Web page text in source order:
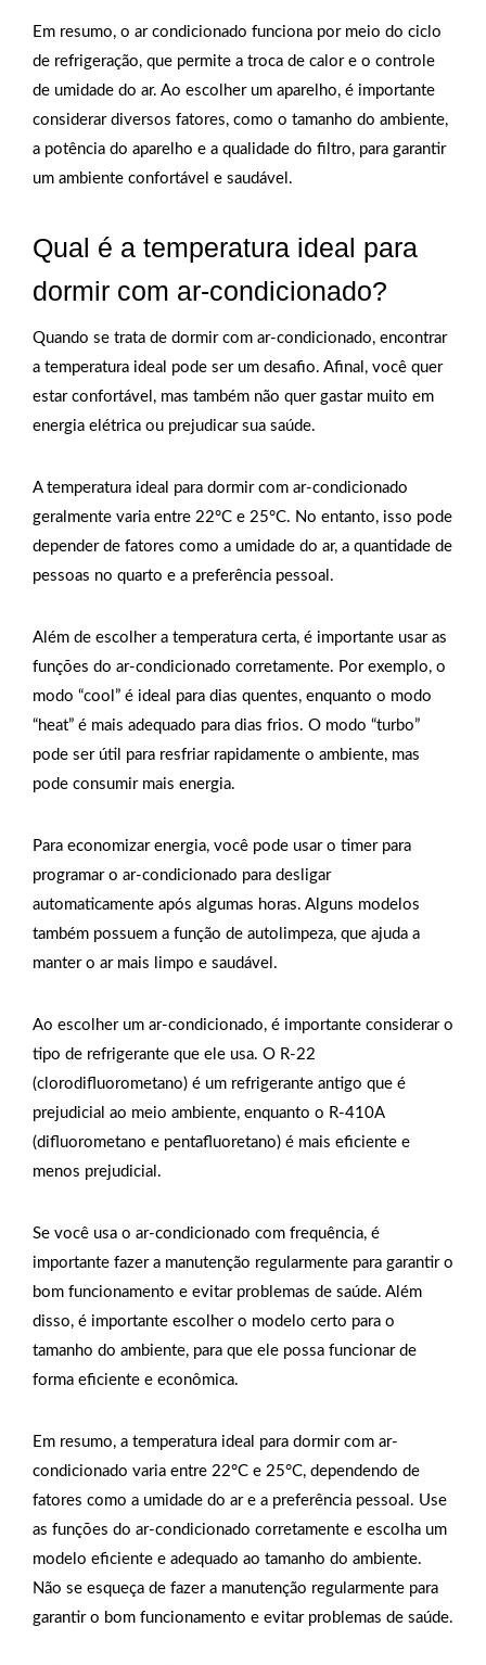
Em resumo, o ar condicionado funciona por meio do ciclo
de refrigeração, que permite a troca de calor e o controle
de umidade do ar. Ao escolher um aparelho, é importante
considerar diversos fatores, como o tamanho do ambiente,
a potência do aparelho e a qualidade do filtro, para garantir
um ambiente confortável e saudável.
Qual é a temperatura ideal para
dormir com ar-condicionado?
Quando se trata de dormir com ar-condicionado, encontrar
a temperatura ideal pode ser um desafio. Afinal, você quer
estar confortável, mas também não quer gastar muito em
energia elétrica ou prejudicar sua saúde.
A temperatura ideal para dormir com ar-condicionado
geralmente varia entre 22°C e 25°C. No entanto, isso pode
depender de fatores como a umidade do ar, a quantidade de
pessoas no quarto e a preferência pessoal.
Além de escolher a temperatura certa, é importante usar as
funções do ar-condicionado corretamente. Por exemplo, o
modo “cool” é ideal para dias quentes, enquanto o modo
“heat” é mais adequado para dias frios. O modo “turbo”
pode ser útil para resfriar rapidamente o ambiente, mas
pode consumir mais energia.
Para economizar energia, você pode usar o timer para
programar o ar-condicionado para desligar
automaticamente após algumas horas. Alguns modelos
também possuem a função de autolimpeza, que ajuda a
manter o ar mais limpo e saudável.
Ao escolher um ar-condicionado, é importante considerar o
tipo de refrigerante que ele usa. O R-22
(clorodifluorometano) é um refrigerante antigo que é
prejudicial ao meio ambiente, enquanto o R-410A
(difluorometano e pentafluoretano) é mais eficiente e
menos prejudicial.
Se você usa o ar-condicionado com frequência, é
importante fazer a manutenção regularmente para garantir o
bom funcionamento e evitar problemas de saúde. Além
disso, é importante escolher o modelo certo para o
tamanho do ambiente, para que ele possa funcionar de
forma eficiente e econômica.
Em resumo, a temperatura ideal para dormir com ar-
condicionado varia entre 22°C e 25°C, dependendo de
fatores como a umidade do ar e a preferência pessoal. Use
as funções do ar-condicionado corretamente e escolha um
modelo eficiente e adequado ao tamanho do ambiente.
Não se esqueça de fazer a manutenção regularmente para
garantir o bom funcionamento e evitar problemas de saúde.